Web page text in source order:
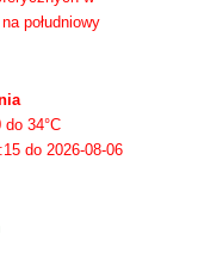
południowy
34°C
do 2026-08-06